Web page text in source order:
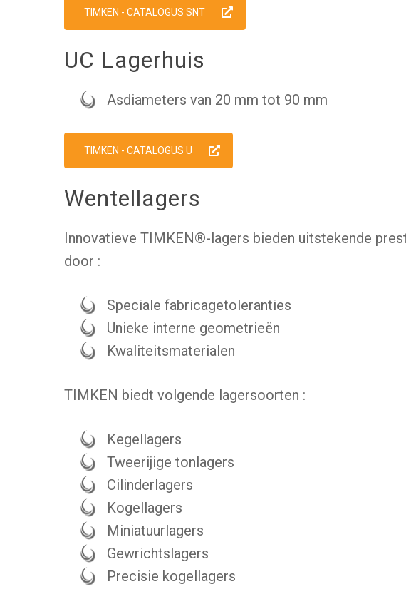
TIMKEN - CATALOGUS SNT
UC Lagerhuis
Asdiameters van 20 mm tot 90 mm
TIMKEN - CATALOGUS U
Wentellagers
Innovatieve TIMKEN®-lagers bieden uitstekende
door :
Speciale fabricagetoleranties
Unieke interne geometrieën
Kwaliteitsmaterialen
TIMKEN biedt volgende lagersoorten :
Kegellagers
Tweerijige tonlagers
Cilinderlagers
Kogellagers
Miniatuurlagers
Gewrichtslagers
Precisie kogellagers